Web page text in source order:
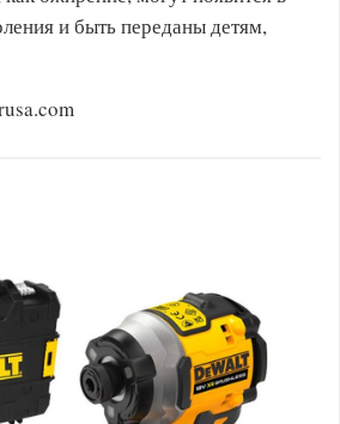
и быть переданы детям,